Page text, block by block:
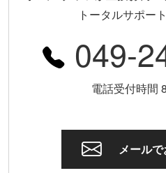
トータルサポー
049-
電話受付時間
メール